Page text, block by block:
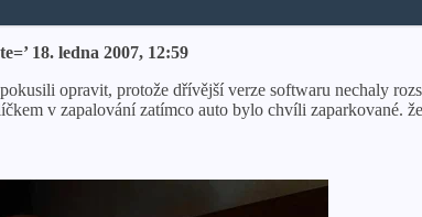
18. ledna 2007, 12:59
opravit, protože dřívější verze softwaru nechaly
v zapalování zatímco auto bylo chvíli zaparkované.